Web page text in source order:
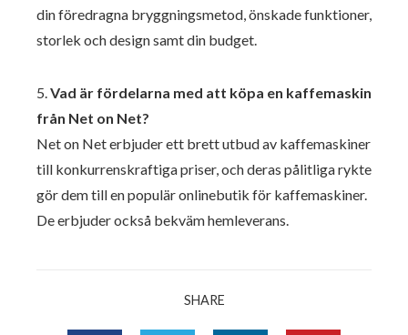
din föredragna bryggningsmetod, önskade funktioner,
storlek och design samt din budget.
5.Vad är fördelarna med att köpa en kaffemaskin
från Net on Net?
Net on Net erbjuder ett brett utbud av kaffemaskiner
till konkurrenskraftiga priser, och deras pålitliga rykte
gör dem till en populär onlinebutik för kaffemaskiner.
De erbjuder också bekväm hemleverans.
SHARE